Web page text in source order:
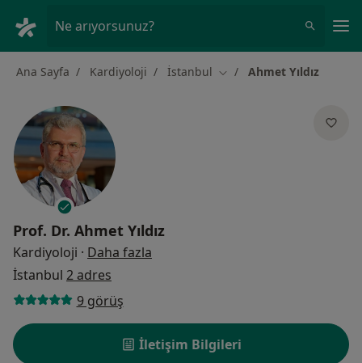
Ne arıyorsunuz?
Ana Sayfa Kardiyoloji İstanbul Şehir değiştir
Ahmet Yıldız
Prof. Dr. Ahmet Yıldız
Kardiyoloji · Daha fazla
İstanbul 2 adres
9 görüş
İletişim Bilgileri